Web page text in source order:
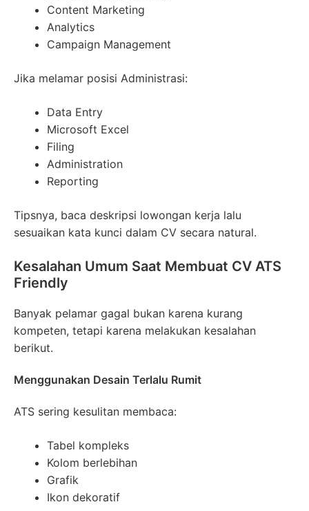
Content Marketing
Analytics
Campaign Management
Jika melamar posisi Administrasi:
Data Entry
Microsoft Excel
Filing
Administration
Reporting
Tipsnya, baca deskripsi lowongan kerja lalu
sesuaikan kata kunci dalam CV secara natural.
Kesalahan Umum Saat Membuat CV ATS
Friendly
Banyak pelamar gagal bukan karena kurang
kompeten, tetapi karena melakukan kesalahan
berikut.
Menggunakan Desain Terlalu Rumit
ATS sering kesulitan membaca:
Tabel kompleks
Kolom berlebihan
Grafik
Ikon dekoratif